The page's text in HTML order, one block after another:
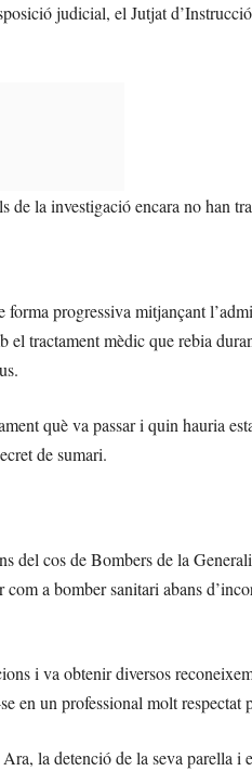
judicial, el Jutjat
de la investigació encara no han
progressiva mitjançant
el tractament mèdic que rebia
què va passar i quin hauria
de sumari.
del cos de Bombers de la
a bomber sanitari abans
i va obtenir diversos
en un professional molt respectat
la detenció de la seva parella i